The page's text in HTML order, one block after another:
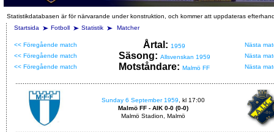
Statistikdatabasen är för närvarande under konstruktion, och kommer att uppdateras
Startsida
Fotboll Statistik Matcher
<< Föregående match Årtal: 1959
Nästa
<< Föregående match
Säsong: Allsvenskan 1959
Nästa
<< Föregående match
Motståndare: Malmö FF Nästa
Sunday 6 September 1959 , kl 17:00
Malmö FF - AIK 0-0 (0-0)
Malmö Stadion, Malmö